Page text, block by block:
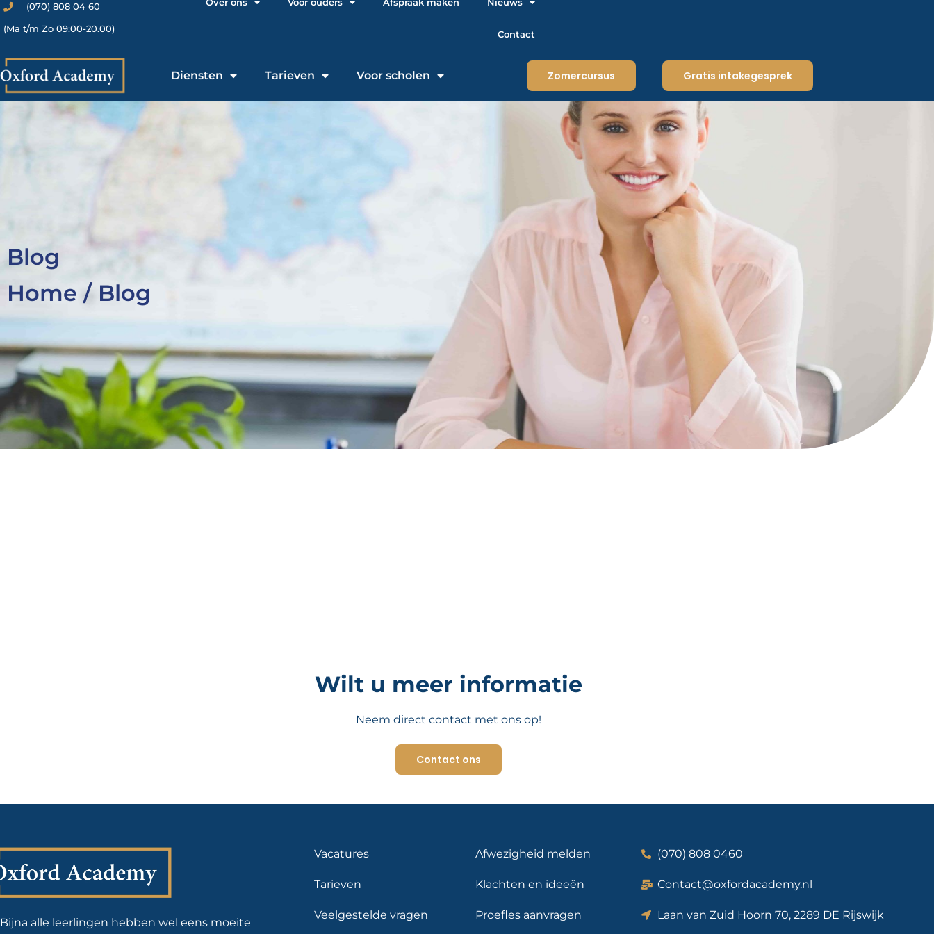
(070) 808 04 60
(Ma t/m Zo 09:00-20.00) Contact
Diensten Tarieven Voor scholen Zomercursus Gratis intakegesprek
Blog
Home / Blog
Wilt u meer informatie
Neem direct contact met ons op!
Contact ons
Bijna alle leerlingen hebben wel eens moeite
Vacatures
Tarieven
Veelgestelde vragen
Afwezigheid melden
Klachten en ideeën
Proefles aanvragen
(070) 808 0460
Contact@oxfordacademy.nl
Laan van Zuid Hoorn 70, 2289 DE Rijswijk